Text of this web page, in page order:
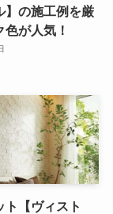
】の施工例を厳
が人気！
ト【ヴィスト